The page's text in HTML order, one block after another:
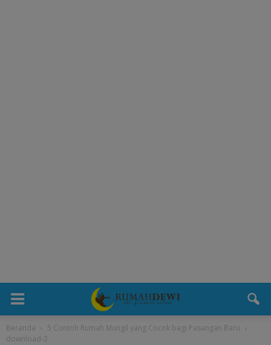
Beranda
5 Contoh Rumah Mungil yang Cocok bagi Pasangan Baru
download-2